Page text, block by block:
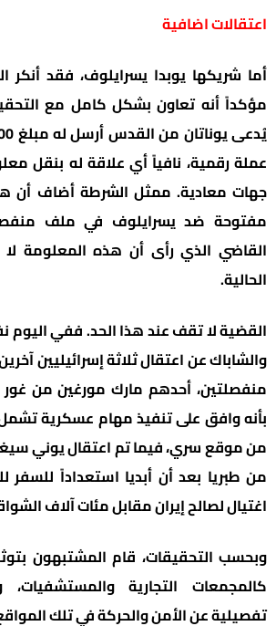
اعتقالات اضافية
أما شريكها يوبدا يسرايلوف، فقد أنكر
مؤكداً أنه تعاون بشكل كامل مع
عملة رقمية، نافياً أي علاقة له بنقل
جهات معادية. ممثل الشرطة أضاف أن
مفتوحة ضد يسرايلوف في ملف
القاضي الذي رأى أن هذه المعلومة لا
الحالية.
القضية لا تقف عند هذا الحد. ففي اليوم
والشاباك عن اعتقال ثلاثة إسرائيليين
منفصلتين، أحدهم مارك مورغين من غور
بأنه وافق على تنفيذ مهام عسكرية
من موقع سري، فيما تم اعتقال يوني
من طبريا بعد أن أبديا استعداداً للسفر
اغتيال لصالح إيران مقابل مئات آلاف
وبحسب التحقيقات، قام المشتبهون
كالمجمعات التجارية والمستشفيات،
تفصيلية عن الأمن والحركة في تلك